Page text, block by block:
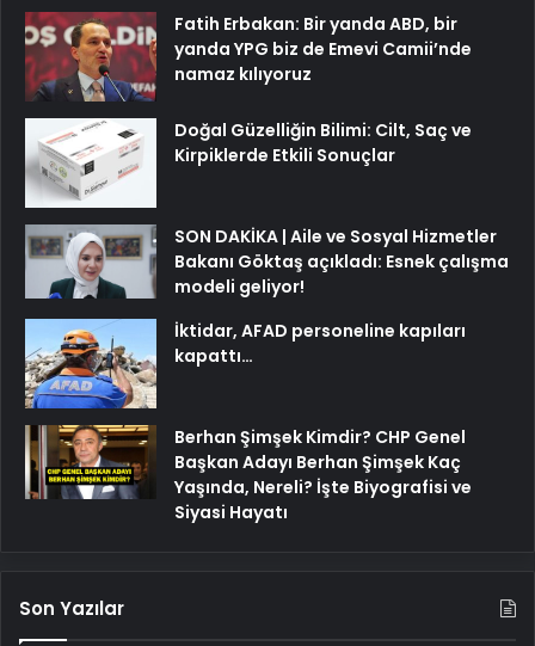
Fatih Erbakan: Bir yanda ABD, bir
yanda YPG biz de Emevi Camii’nde
namaz kılıyoruz
Doğal Güzelliğin Bilimi: Cilt, Saç ve
Kirpiklerde Etkili Sonuçlar
SON DAKİKA | Aile ve Sosyal Hizmetler
Bakanı Göktaş açıkladı: Esnek çalışma
modeli geliyor!
İktidar, AFAD personeline kapıları
kapattı…
Berhan Şimşek Kimdir? CHP Genel
Başkan Adayı Berhan Şimşek Kaç
Yaşında, Nereli? İşte Biyografisi ve
Siyasi Hayatı
Son Yazılar